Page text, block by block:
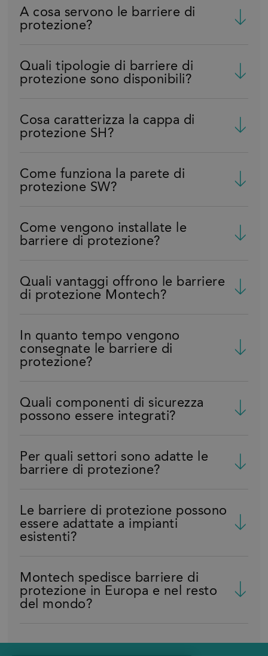
A cosa servono le barriere di
protezione?
Quali tipologie di barriere di
protezione sono disponibili?
Cosa caratterizza la cappa di
protezione SH?
Come funziona la parete di
protezione SW?
Come vengono installate le
barriere di protezione?
Quali vantaggi offrono le barriere
di protezione Montech?
In quanto tempo vengono
consegnate le barriere di
protezione?
Quali componenti di sicurezza
possono essere integrati?
Per quali settori sono adatte le
barriere di protezione?
Le barriere di protezione possono
essere adattate a impianti
esistenti?
Montech spedisce barriere di
protezione in Europa e nel resto
del mondo?